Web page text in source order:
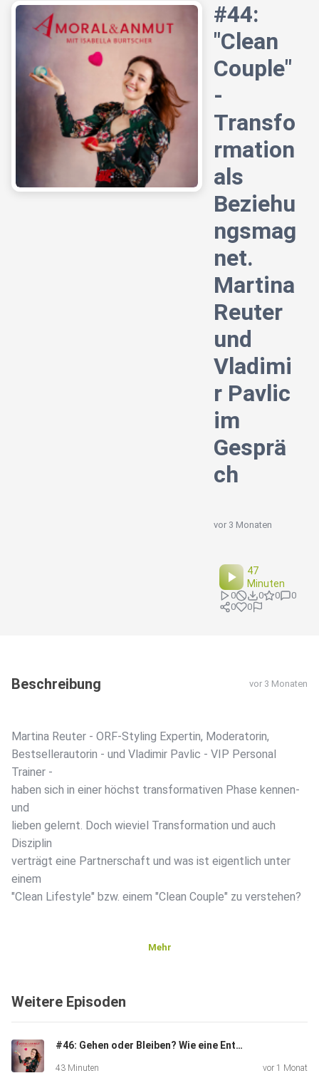
#44:
"Clean
Couple"
-
Transfo
rmation
als
Beziehu
ngsmag
net.
Martina
Reuter
und
Vladimi
r Pavlic
im
Gesprä
ch
vor 3 Monaten
47
Minuten
0 0 0
0
0
0
Beschreibung vor 3 Monaten
Martina Reuter - ORF-Styling Expertin, Moderatorin,
Bestsellerautorin - und Vladimir Pavlic - VIP Personal
Trainer -
haben sich in einer höchst transformativen Phase kennen-
und
lieben gelernt. Doch wieviel Transformation und auch
Disziplin
verträgt eine Partnerschaft und was ist eigentlich unter
einem
"Clean Lifestyle" bzw. einem "Clean Couple" zu verstehen?
Martina Reuter: https://www.martinareuter.com/
Vladimir Pavlic: https://vipfitness.de/
Mehr
Weitere Episoden
#46: Gehen oder Bleiben? Wie eine Entscheidung solide getroffen werden kann. Mit der psychologischen Beraterin Riccarda Larcher
43 Minuten vor 1 Monat